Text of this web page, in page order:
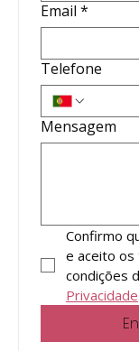
Email *
Telefone
Mensagem
Confirmo
e aceito
condições
Privacidade.